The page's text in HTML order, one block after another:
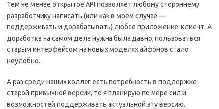
Тем не менее открытое API позволяет любому стороннему
разработчику написать (или как в моём случае —
поддерживать и дорабатывать) любое приложение-клиент. А
доработка на самом деле нужна была давно, пользоваться
старым интерфейсом на новых моделях айфонов стало
неудобно.
А раз среди наших коллег есть потребность в поддержке
старой привычной версии, то я планирую по мере сил и
возможностей поддерживать актуальной эту версию.